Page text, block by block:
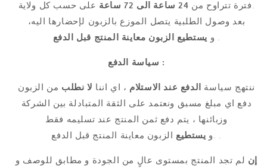
فترة تتراوح من 24 ساعة الى 72 ساعة
على حسب كل ولاية.
بعد وصول الطلبية يتصل الموزع بالزبون لإحضارها اليه،
و يستطيع الزبون معاينة المنتج قبل الدفع .
سياسة الدفع :
ننتهج سياسة الدفع عند الاستلام ، اي اننا لا نطلب من الزبون
دفع اي مبلغ مسبق ونعتمد على الثقة المتبادلة بين الشركة
وزبائنها ، يتم دفع ثمن المنتج عند تسليمه فقط
.و يستطيع الزبون معاينة المنتج قبل الدفع .
إن لم تجد المنتج بمستوى عالٍ من الجودة و مطابق للوصف و